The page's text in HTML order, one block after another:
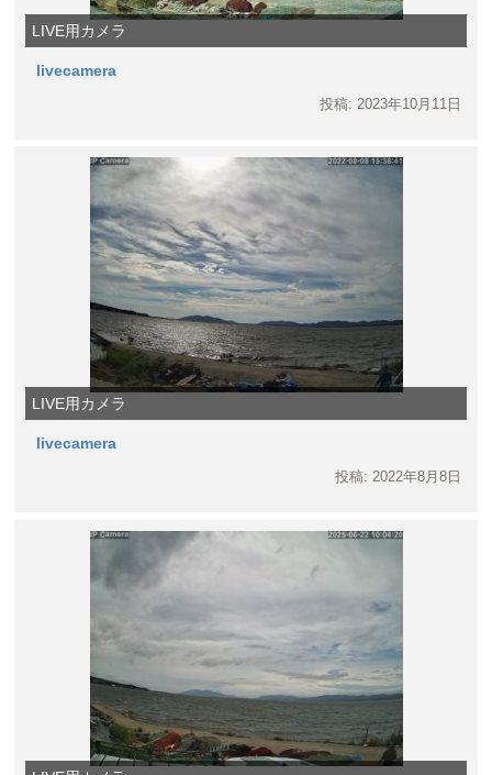
LIVE用カメラ
livecamera
投稿: 2023年10月11日
LIVE用カメラ
livecamera
投稿: 2022年8月8日